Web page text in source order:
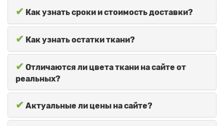
✔ Как узнать сроки и стоимость доставки?
✔ Как узнать остатки ткани?
✔ Отличаются ли цвета ткани на сайте от
реальных?
✔ Актуальные ли цены на сайте?